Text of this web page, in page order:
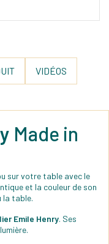
VIDÉOS
Made in
sur votre table avec le
et la couleur de son
la table.
Emile Henry. Ses